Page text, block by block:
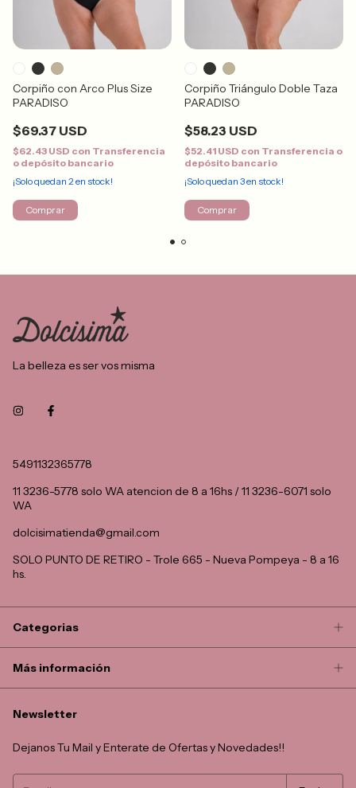
Corpiño con Arco Plus Size
PARADISO
$69.37 USD
$62.43 USD con Transferencia
o depósito bancario
¡Solo quedan 2 en stock!
Comprar
Corpiño Triángulo Doble Taza
PARADISO
$58.23 USD
$52.41 USD con Transferencia o
depósito bancario
¡Solo quedan 3en stock!
Comprar
La belleza es ser vos misma
5491132365778
11 3236-5778 solo WA atencion de 8 a 16hs / 11 3236-6071 solo
WA
dolcisimatienda@gmail.com
SOLO PUNTO DE RETIRO - Trole 665 - Nueva Pompeya - 8 a 16
hs.
Categorias
Más información
Newsletter
Dejanos Tu Mail y Enterate de Ofertas y Novedades!!